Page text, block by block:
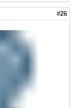
#26